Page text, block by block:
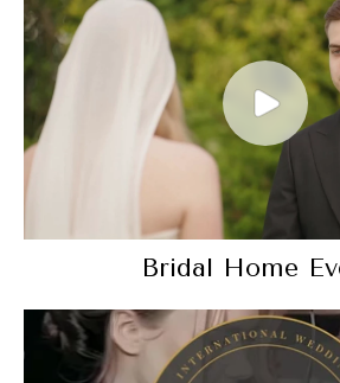
Bridal Home